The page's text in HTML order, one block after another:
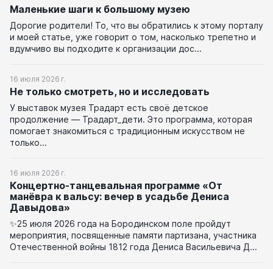
Маленькие шаги к большому музею
Дорогие родители! То, что вы обратились к этому порталу
и моей статье, уже говорит о том, насколько трепетно и
вдумчиво вы подходите к организации дос...
16 июля 2026 г.
Не только смотреть, но и исследовать
У выставок музея Традарт есть своё детское
продолжение — Традарт_дети. Это программа, которая
помогает знакомиться с традиционным искусством не
только...
16 июля 2026 г.
Концертно-танцевальная программе «От
манёвра к вальсу: вечер в усадьбе Дениса
Давыдова»
✨25 июля 2026 года на Бородинском поле пройдут
мероприятия, посвященные памяти партизана, участника
Отечественной войны 1812 года Дениса Васильевича Д...